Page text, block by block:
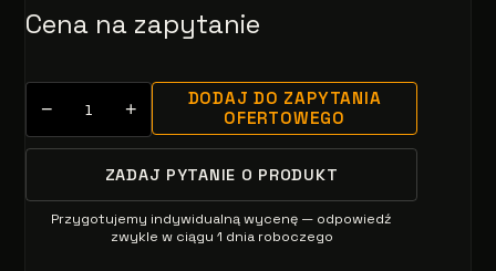
Cena na zapytanie
− +
DODAJ DO ZAPYTANIA
OFERTOWEGO
ZADAJ PYTANIE O PRODUKT
Przygotujemy indywidualną wycenę — odpowiedź
zwykle w ciągu 1 dnia roboczego